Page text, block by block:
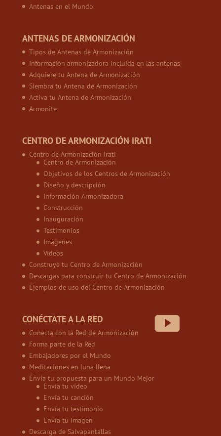
Antenas en el Mundo
ANTENAS DE ARMONIZACIÓN
Tipos de Antenas de Armonización
Información armonizadora incluida en las antenas
Adquiere tu Antena de Armonización
Siembra tu Antena de Armonización
Activa tu Antena de Armonización
Armonite
CENTRO DE ARMONIZACIÓN IRATI
Centro de Armonización Irati
Centro de Armonización
Objetivos de los Centros de Armonización
Diseño y descripción
Información Armonizadora
Construcción
Inauguración
Testimonios
Imágenes
Vídeos
Construye tu Centro de Armonización
Descargas para construir tu Centro de Armonización
Ejemplos de uso del Centro de Armonización
CONÉCTATE A LA RED
Conecta con la Red de Armonización
Forma parte de la Red
Embajadores por el Mundo
Meditaciones en luna llena
Envía tu propuesta para un Mundo Mejor
Envía tu vídeo
Envía tu canción
Envía tu testimonio
Envía tu imagen
Descarga de Salvapantallas